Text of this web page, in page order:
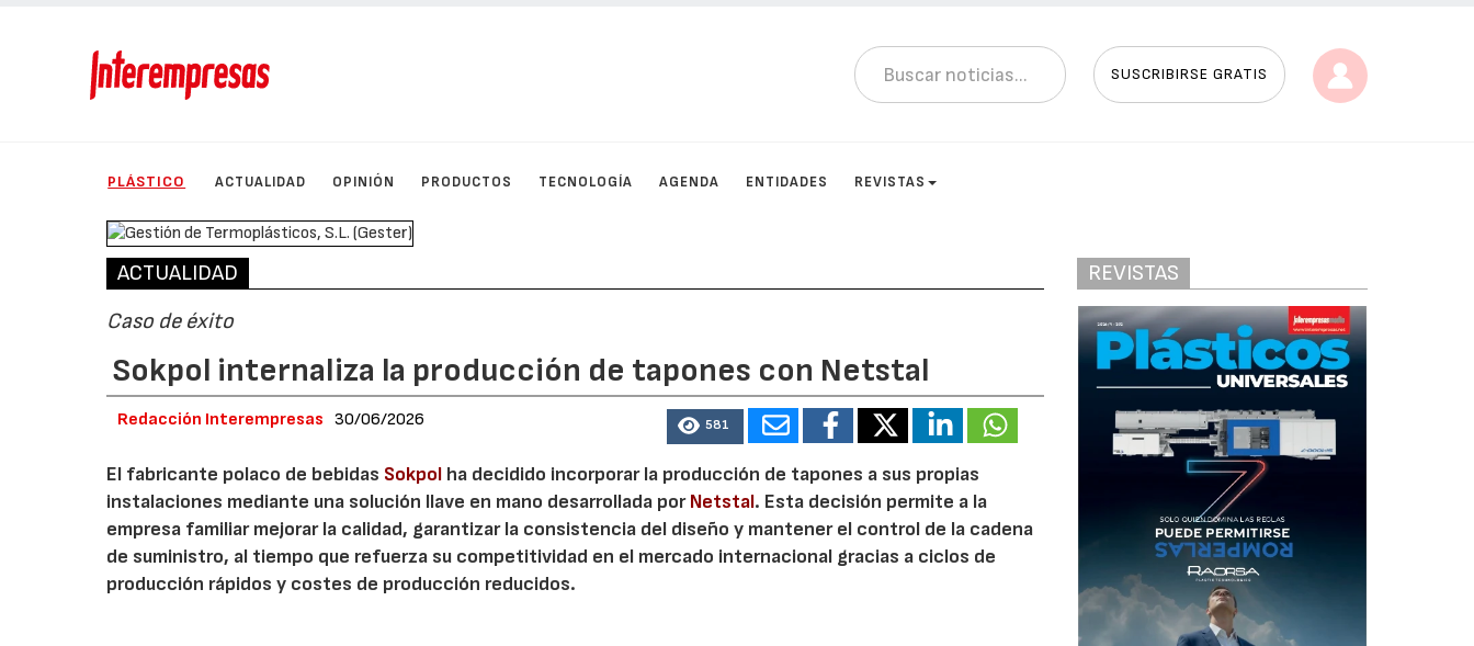
SUSCRIBIRSE GRATIS
PLÁSTICO ACTUALIDAD OPINIÓN PRODUCTOS TECNOLOGÍA AGENDA ENTIDADES REVISTAS
ACTUALIDAD
Caso de éxito
Sokpol internaliza la producción de tapones con Netstal
Redacción Interempresas 30/06/2026 581
El fabricante polaco de bebidas Sokpol ha decidido incorporar la producción de tapones a sus propias
instalaciones mediante una solución llave en mano desarrollada porNetstal. Esta decisión permite a la
empresa familiar mejorar la calidad, garantizar la consistencia del diseño y mantener el control de la cadena
de suministro, al tiempo que refuerza su competitividad en el mercado internacional gracias a ciclos de
producción rápidos y costes de producción reducidos.
REVISTAS